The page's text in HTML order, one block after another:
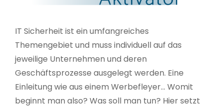
IT Sicherheit ist ein umfangreiches
Themengebiet und muss individuell auf das
jeweilige Unternehmen und deren
Geschäftsprozesse ausgelegt werden. Eine
Einleitung wie aus einem Werbefleyer… Womit
beginnt man also? Was soll man tun? Hier setzt